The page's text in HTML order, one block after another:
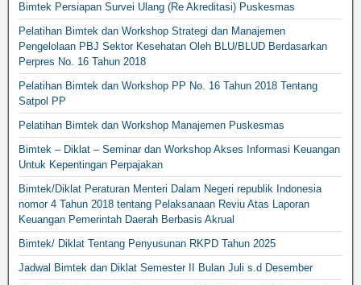
Bimtek Persiapan Survei Ulang (Re Akreditasi) Puskesmas
Pelatihan Bimtek dan Workshop Strategi dan Manajemen
Pengelolaan PBJ Sektor Kesehatan Oleh BLU/BLUD Berdasarkan
Perpres No. 16 Tahun 2018
Pelatihan Bimtek dan Workshop PP No. 16 Tahun 2018 Tentang
Satpol PP
Pelatihan Bimtek dan Workshop Manajemen Puskesmas
Bimtek – Diklat – Seminar dan Workshop Akses Informasi Keuangan
Untuk Kepentingan Perpajakan
Bimtek/Diklat Peraturan Menteri Dalam Negeri republik Indonesia
nomor 4 Tahun 2018 tentang Pelaksanaan Reviu Atas Laporan
Keuangan Pemerintah Daerah Berbasis Akrual
Bimtek/ Diklat Tentang Penyusunan RKPD Tahun 2025
Jadwal Bimtek dan Diklat Semester II Bulan Juli s.d Desember